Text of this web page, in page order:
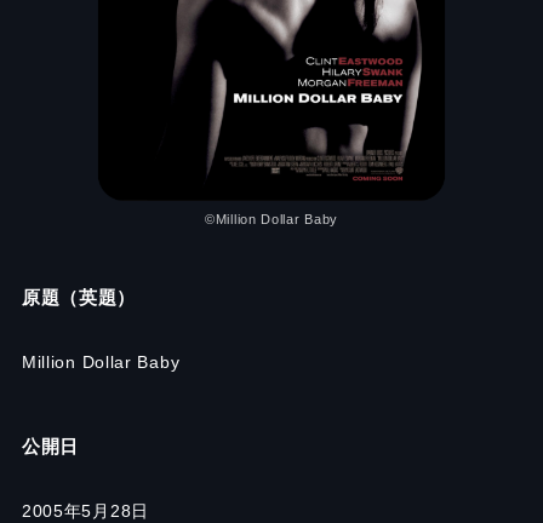
©Million Dollar Baby
原題（英題）
Million Dollar Baby
公開日
2005年5月28日